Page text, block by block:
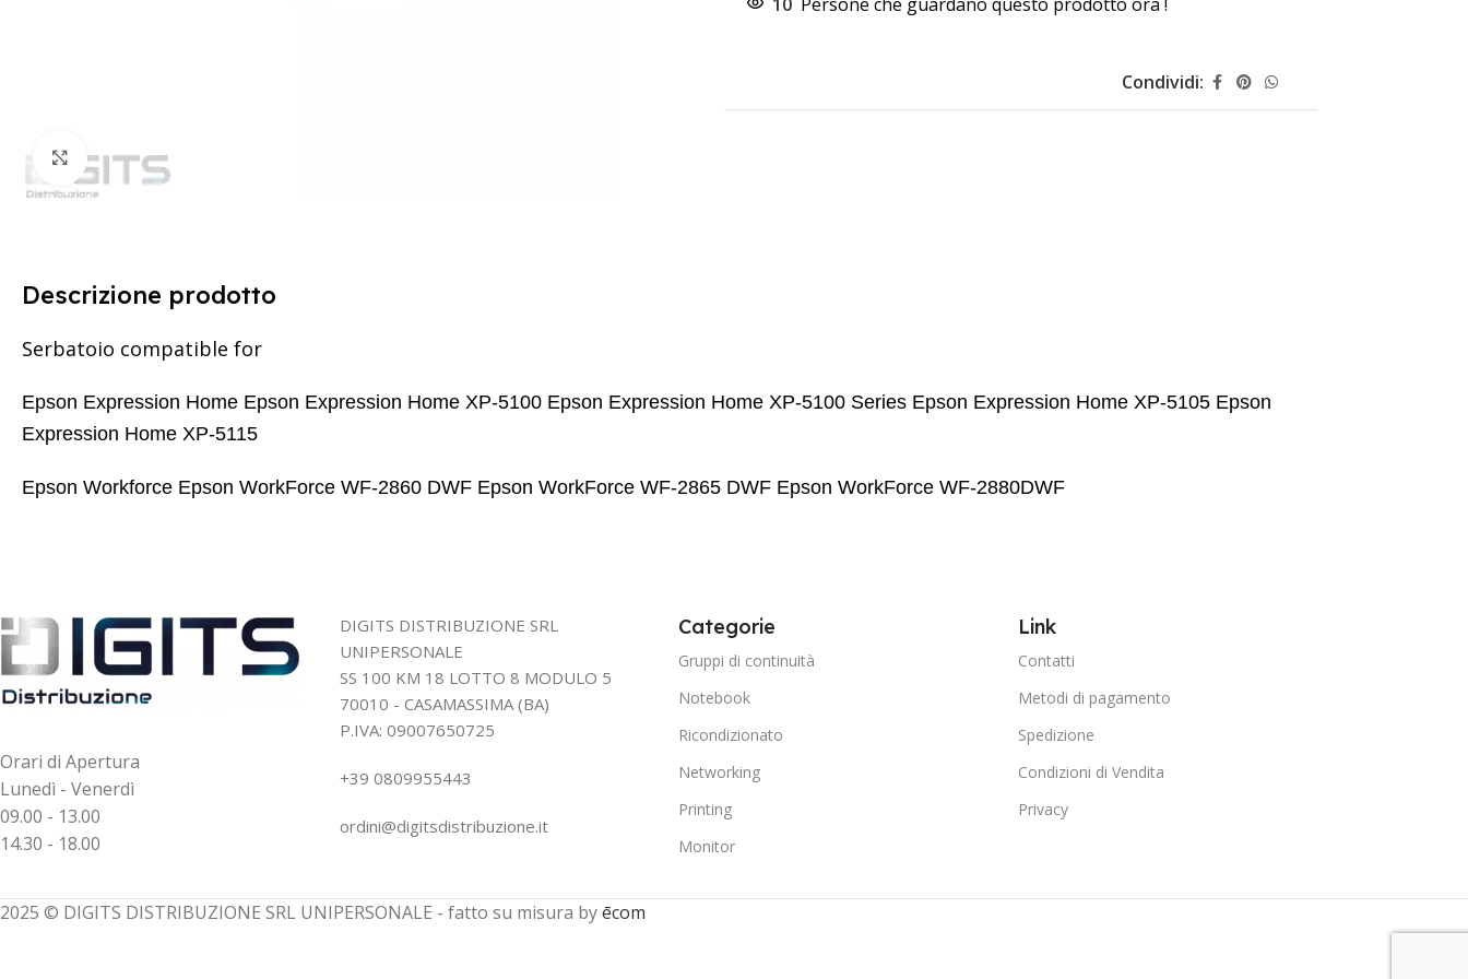
Clicca per ingrandire
Condividi:
Descrizione prodotto
Serbatoio compatible for
Epson Expression Home Epson Expression Home XP-5100 Epson Expression Home XP-5100 Series Epson Expression Home XP-5105 Epson
Expression Home XP-5115
Epson Workforce Epson WorkForce WF-2860 DWF Epson WorkForce WF-2865 DWF Epson WorkForce WF-2880DWF
Orari di Apertura
Lunedì - Venerdì
09.00 - 13.00
14.30 - 18.00
DIGITS DISTRIBUZIONE SRL
UNIPERSONALE
SS 100 KM 18 LOTTO 8 MODULO 5
70010 - CASAMASSIMA (BA)
P.IVA: 09007650725
+39 0809955443
ordini@digitsdistribuzione.it
Categorie
Gruppi di continuità
Notebook
Ricondizionato
Networking
Printing
Monitor
Link
Contatti
Metodi di pagamento
Spedizione
Condizioni di Vendita
Privacy
2025 © DIGITS DISTRIBUZIONE SRL UNIPERSONALE - fatto su misura byēcom